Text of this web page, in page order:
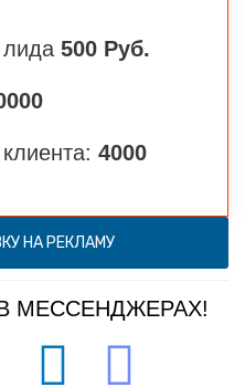
лида 500 Руб.
4000
НА РЕКЛАМУ
МЕССЕНДЖЕРАХ!